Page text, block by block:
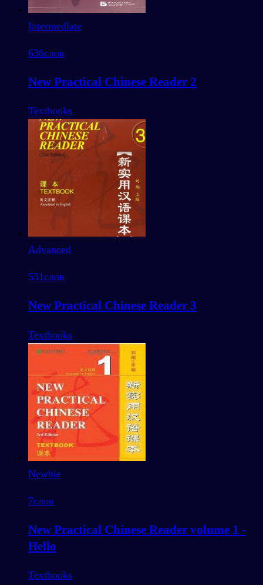
Intermediate
636слов
New Practical Chinese Reader 2
Textbooks
Advanced
531слов
New Practical Chinese Reader 3
Textbooks
Newbie
7слов
New Practical Chinese Reader volume 1 -
Hello
Textbooks